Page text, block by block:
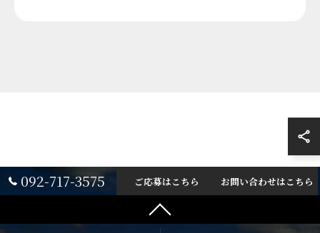
092-717-3575 ご応募はこちら お問い合わせはこちら